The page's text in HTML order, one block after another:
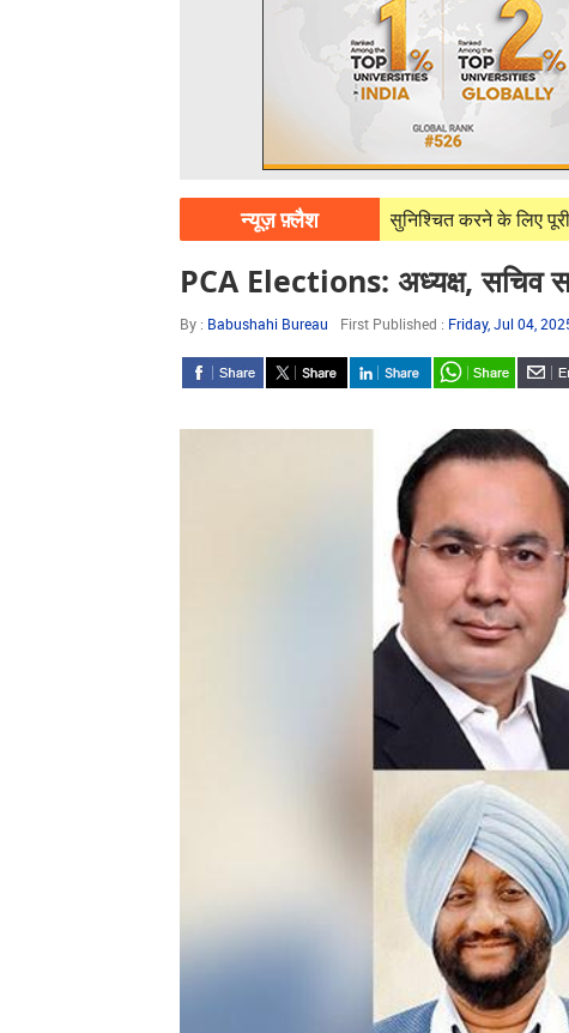
न्यूज़ फ़्लैश
पावरकॉम निर्बाध बिजली आपूर्ति सुनिश्चित करने के लिए पूरी तरह
PCA Elections: अध्यक्ष, सचिव
By : Babushahi Bureau First Published : Friday, Jul 04,